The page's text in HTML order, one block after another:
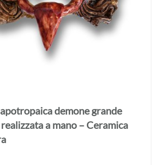
demone grande
mano – Ceramica di Seminara